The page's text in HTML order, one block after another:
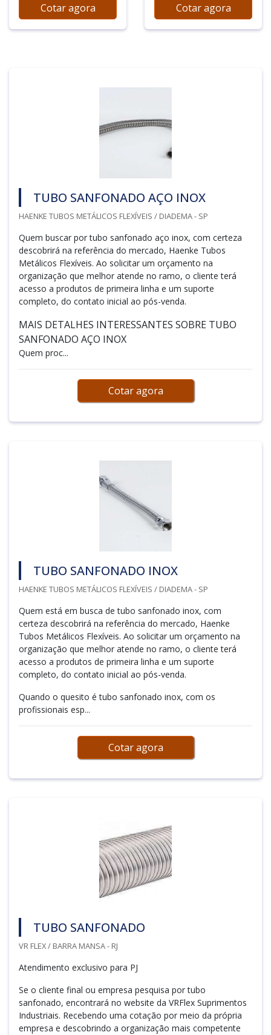
Cotar agora Cotar agora
TUBO SANFONADO AÇO INOX
HAENKE TUBOS METÁLICOS FLEXÍVEIS / DIADEMA - SP
Quem buscar por tubo sanfonado aço inox, com certeza
descobrirá na referência do mercado, Haenke Tubos
Metálicos Flexíveis. Ao solicitar um orçamento na
organização que melhor atende no ramo, o cliente terá
acesso a produtos de primeira linha e um suporte
completo, do contato inicial ao pós-venda.
MAIS DETALHES INTERESSANTES SOBRE TUBO
SANFONADO AÇO INOX
Quem proc...
Cotar agora
TUBO SANFONADO INOX
HAENKE TUBOS METÁLICOS FLEXÍVEIS / DIADEMA - SP
Quem está em busca de tubo sanfonado inox, com
certeza descobrirá na referência do mercado, Haenke
Tubos Metálicos Flexíveis. Ao solicitar um orçamento na
organização que melhor atende no ramo, o cliente terá
acesso a produtos de primeira linha e um suporte
completo, do contato inicial ao pós-venda.
Quando o quesito é tubo sanfonado inox, com os
profissionais esp...
Cotar agora
TUBO SANFONADO
VR FLEX / BARRA MANSA - RJ
Atendimento exclusivo para PJ
Se o cliente final ou empresa pesquisa por tubo
sanfonado, encontrará no website da VRFlex Suprimentos
Industriais. Recebendo uma cotação por meio da própria
empresa e descobrindo a organização mais competente